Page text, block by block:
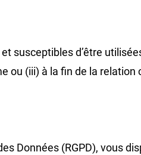
susceptibles d’être
ou (iii) à la fin de la
(RGPD), vous